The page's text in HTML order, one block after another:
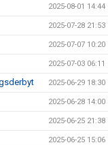
2025-08-01 14:44
2025-07-28 21:53
2025-07-07 10:20
2025-07-03 06:11
2025-06-29 18:30
2025-06-28 14:00
2025-06-25 21:38
2025-06-25 15:06